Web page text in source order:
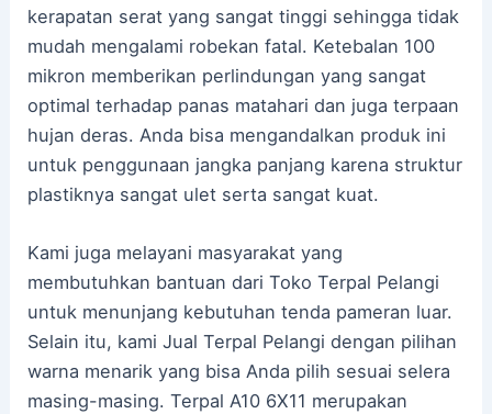
kerapatan serat yang sangat tinggi sehingga tidak
mudah mengalami robekan fatal. Ketebalan 100
mikron memberikan perlindungan yang sangat
optimal terhadap panas matahari dan juga terpaan
hujan deras. Anda bisa mengandalkan produk ini
untuk penggunaan jangka panjang karena struktur
plastiknya sangat ulet serta sangat kuat.
Kami juga melayani masyarakat yang
membutuhkan bantuan dari Toko Terpal Pelangi
untuk menunjang kebutuhan tenda pameran luar.
Selain itu, kami Jual Terpal Pelangi dengan pilihan
warna menarik yang bisa Anda pilih sesuai selera
masing-masing. Terpal A10 6X11 merupakan